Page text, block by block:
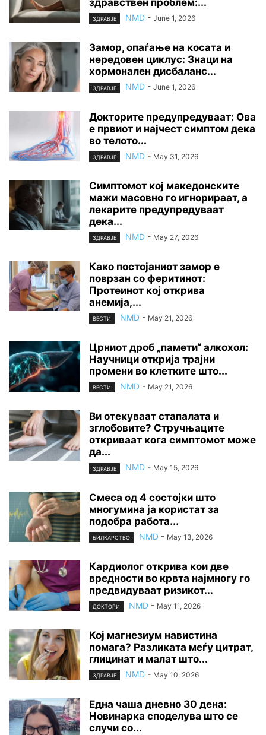
здравствен проблем:...
ЗДРАВЈЕ NMD - June 1, 2026
Замор, опаѓање на косата и
нередовен циклус: Знаци на
хормонален дисбаланс...
ЗДРАВЈЕ NMD - June 1, 2026
Докторите предупредуваат: Ова
е првиот и најчест симптом дека
во телото...
ЗДРАВЈЕ NMD - May 31, 2026
Симптомот кој македонските
мажи масовно го игнорираат, а
лекарите предупредуваат
дека...
ЗДРАВЈЕ NMD - May 27, 2026
Како постојаниот замор е
поврзан со феритинот:
Протеинот кој открива
анемија,...
ВЕСТИ NMD - May 21, 2026
Црниот дроб „памети“ алкохол:
Научници открија трајни
промени во клетките што...
ВЕСТИ NMD - May 21, 2026
Ви отекуваат стапалата и
зглобовите? Стручњаците
откриваат кога симптомот може
да...
ЗДРАВЈЕ NMD - May 15, 2026
Смеса од 4 состојки што
многумина ја користат за
подобра работа...
БИЛКАРСТВО NMD - May 13, 2026
Кардиолог открива кои две
вредности во крвта најмногу го
предвидуваат ризикот...
ДОКТОРИ NMD - May 11, 2026
Кој магнезиум навистина
помага? Разликата меѓу цитрат,
глицинат и малат што...
ЗДРАВЈЕ NMD - May 10, 2026
Една чаша дневно 30 дена:
Новинарка споделува што се
случи со...